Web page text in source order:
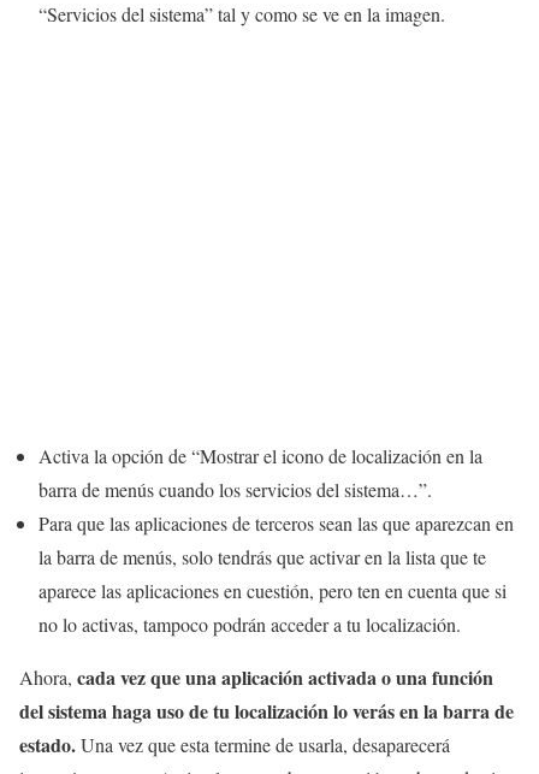
“Servicios del sistema” tal y como se ve en la imagen.
Activa la opción de “Mostrar el icono de localización en la
barra de menús cuando los servicios del sistema…”.
Para que las aplicaciones de terceros sean las que aparezcan en
la barra de menús, solo tendrás que activar en la lista que te
aparece las aplicaciones en cuestión, pero ten en cuenta que si
no lo activas, tampoco podrán acceder a tu localización.
Ahora, cada vez que una aplicación activada o una función
del sistema haga uso de tu localización lo verás en la barra de
estado.Una vez que esta termine de usarla, desaparecerá